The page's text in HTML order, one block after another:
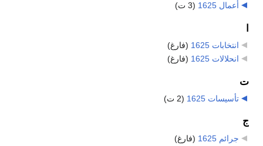
أعمال 1625 (3 ت)
انتخابات 1625
(فارغ)
انحلالات 1625
(فارغ)
ت
تأسيسات 1625 (2 ت)
ج
جرائم 1625 (فارغ)